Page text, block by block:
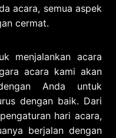
acara, semua aspek
cermat.
menjalankan acara
acara kami akan
Anda untuk
dengan baik. Dari
hari acara,
berjalan dengan